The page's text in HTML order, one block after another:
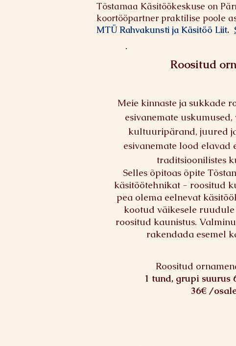
Tõstamaa Käsitöökeskuse on
koortööpartner praktilise poole
MTÜ Rahvakunsti ja Käsitöö Liit.
Roositud
Meie kinnaste ja sukkade
esivanemate
kultuuripärand, juured
esivanemate lood elavad
traditsioonilistes
Selles õpitoas õpite
käsitöötehnikat - roositud
pea olema eelnevat
kootud väikesele
roositud kaunistus.
rakendada esemel
Roositud
1 tund, grupi suurus
36€ /